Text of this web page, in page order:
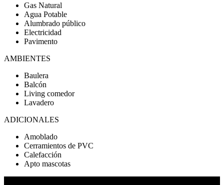
Gas Natural
Agua Potable
Alumbrado público
Electricidad
Pavimento
AMBIENTES
Baulera
Balcón
Living comedor
Lavadero
ADICIONALES
Amoblado
Cerramientos de PVC
Calefacción
Apto mascotas